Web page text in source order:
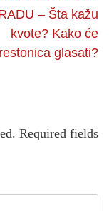
– Šta kažu
kvote? Kako će
glasati?
Required fields